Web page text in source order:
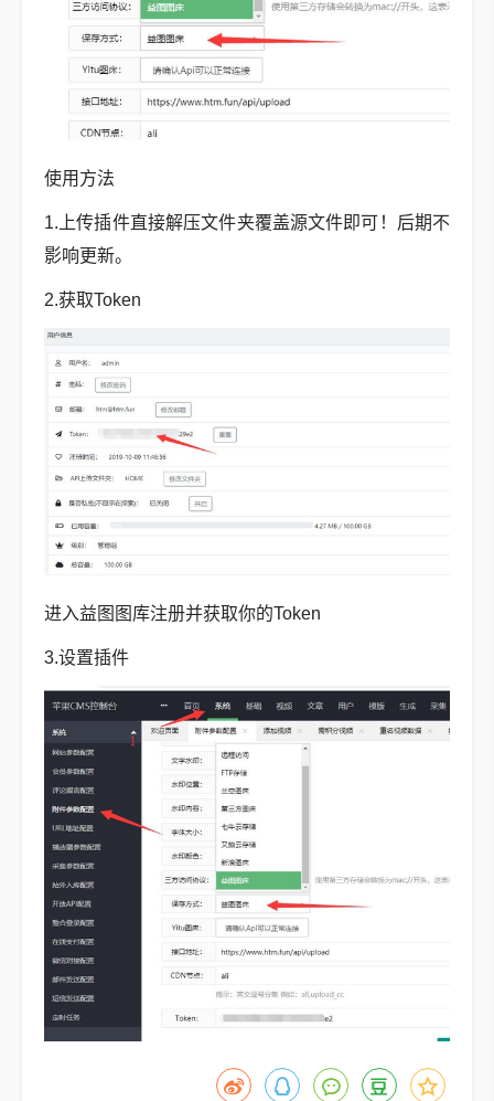
使用方法
1.上传插件直接解压文件夹覆盖源文件即可！后期不
影响更新。
2.获取Token
进入益图图库注册并获取你的Token
3.设置插件